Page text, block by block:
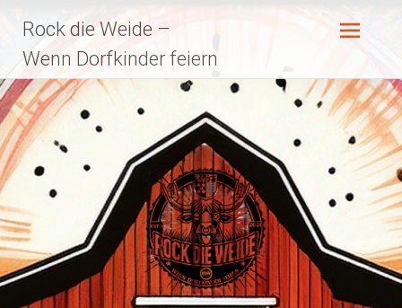
Inhalt
springen
Rock die Weide –
Wenn Dorfkinder feiern